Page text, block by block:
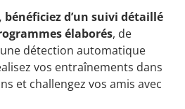
d’un suivi détaillé
élaborés, de
détection automatique
vos entraînements dans
et challengez vos amis avec